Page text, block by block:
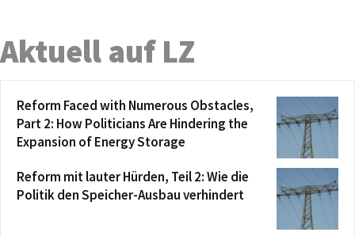
Aktuell auf LZ
Reform Faced with Numerous Obstacles,
Part 2: How Politicians Are Hindering the
Expansion of Energy Storage
Reform mit lauter Hürden, Teil 2: Wie die
Politik den Speicher-Ausbau verhindert